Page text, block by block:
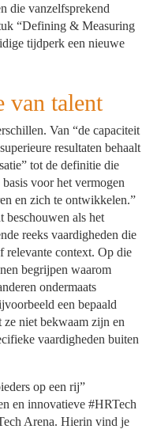
die vanzelfsprekend
“Defining & Measuring
tijdperk een nieuwe
van talent
Van “de capaciteit
resultaten behaalt
tot de definitie die
voor het vermogen
en zich te ontwikkelen.”
beschouwen als het
reeks vaardigheden die
relevante context. Op die
begrijpen waarom
ondermaats
een bepaald
niet bekwaam zijn en
vaardigheden buiten
op een rij”
en innovatieve #HRTech
Arena. Hierin vind je